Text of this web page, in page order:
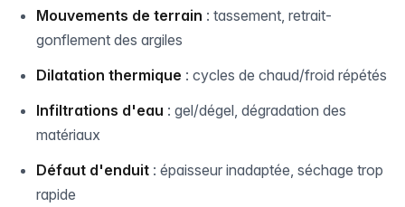
Mouvements de terrain : tassement, retrait-
gonflement des argiles
Dilatation thermique : cycles de chaud/froid répétés
Infiltrations d'eau : gel/dégel, dégradation des
matériaux
Défaut d'enduit : épaisseur inadaptée, séchage trop
rapide